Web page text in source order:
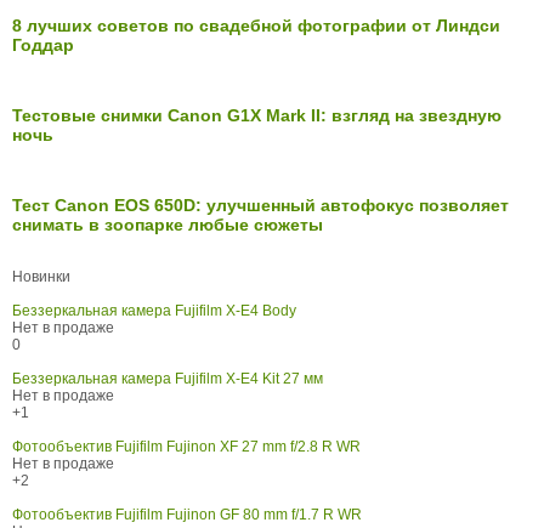
8 лучших советов по свадебной фотографии от Линдси
Годдар
Тестовые снимки Canon G1X Mark II: взгляд на звездную
ночь
Тест Canon EOS 650D: улучшенный автофокус позволяет
снимать в зоопарке любые сюжеты
Новинки
Беззеркальная камера Fujifilm X-E4 Body
Нет в продаже
0
Беззеркальная камера Fujifilm X-E4 Kit 27 мм
Нет в продаже
+1
Фотообъектив Fujifilm Fujinon XF 27 mm f/2.8 R WR
Нет в продаже
+2
Фотообъектив Fujifilm Fujinon GF 80 mm f/1.7 R WR